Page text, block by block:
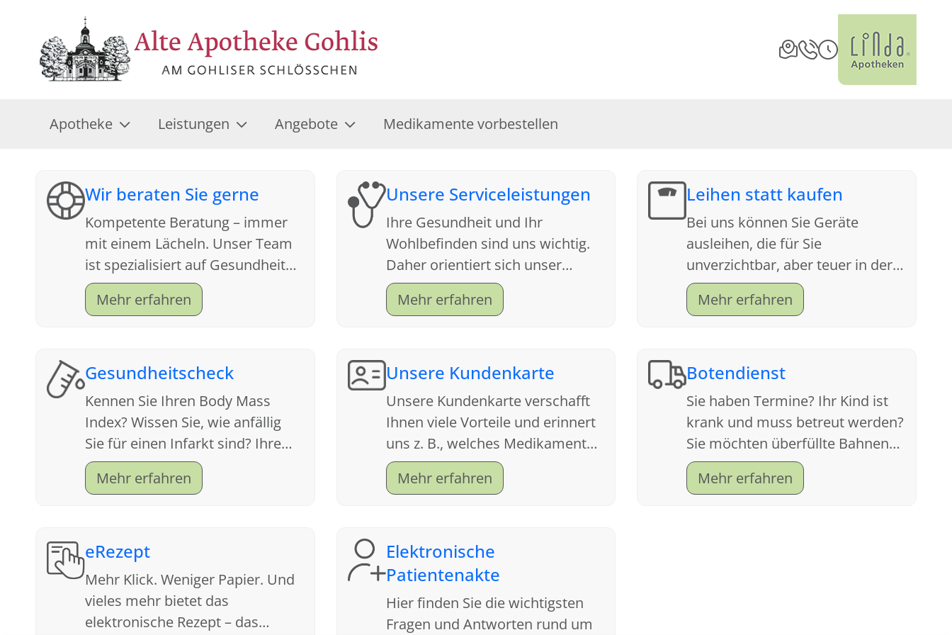
Apotheke Leistungen Angebote Medikamente vorbestellen
Wir beraten Sie gerne
Kompetente Beratung – immer
mit einem Lächeln. Unser Team
ist spezialisiert auf Gesundheit
und Kundenfreundlichkeit.
Mehr erfahren
Unsere Serviceleistungen
Ihre Gesundheit und Ihr
Wohlbefinden sind uns wichtig.
Daher orientiert sich unser
Service an Ihren Wünschen. Wir
freuen uns auf Ihren Besuch.
Mehr erfahren
Leihen statt kaufen
Bei uns können Sie Geräte
ausleihen, die für Sie
unverzichtbar, aber teuer in der
Anschaffung sind. Sprechen Sie
uns an, wir beraten Sie gern.
Mehr erfahren
Gesundheitscheck
Kennen Sie Ihren Body Mass
Index? Wissen Sie, wie anfällig
Sie für einen Infarkt sind? Ihre
Apotheke ist ein Servicecenter
für Gesundheit. Schauen Sie sich
Mehr erfahren
Unsere Kundenkarte
Unsere Kundenkarte verschafft
Ihnen viele Vorteile und erinnert
uns z. B., welches Medikament
Ihnen letztes Jahr bei der Grippe
geholfen hat.
Mehr erfahren
Botendienst
Sie haben Termine? Ihr Kind ist
krank und muss betreut werden?
Sie möchten überfüllte Bahnen
meiden und sich die
nervenzehrende Parkplatzsuche
Mehr erfahren
eRezept
Mehr Klick. Weniger Papier. Und
vieles mehr bietet das
elektronische Rezept – das
Elektronische
Patientenakte
Hier finden Sie die wichtigsten
Fragen und Antworten rund um